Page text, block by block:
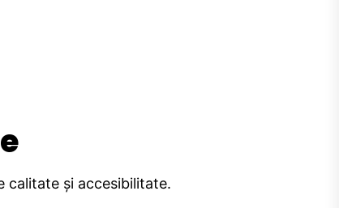
calitate și accesibilitate.